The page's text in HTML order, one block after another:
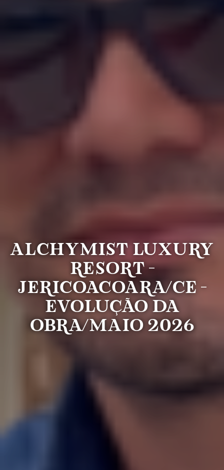
Alchymist Luxury
Resort -
Jericoacoara/CE -
Evolução da
Obra/Maio 2026